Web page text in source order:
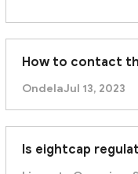
How to contact
OndelaJul 13, 2023
Is eightcap